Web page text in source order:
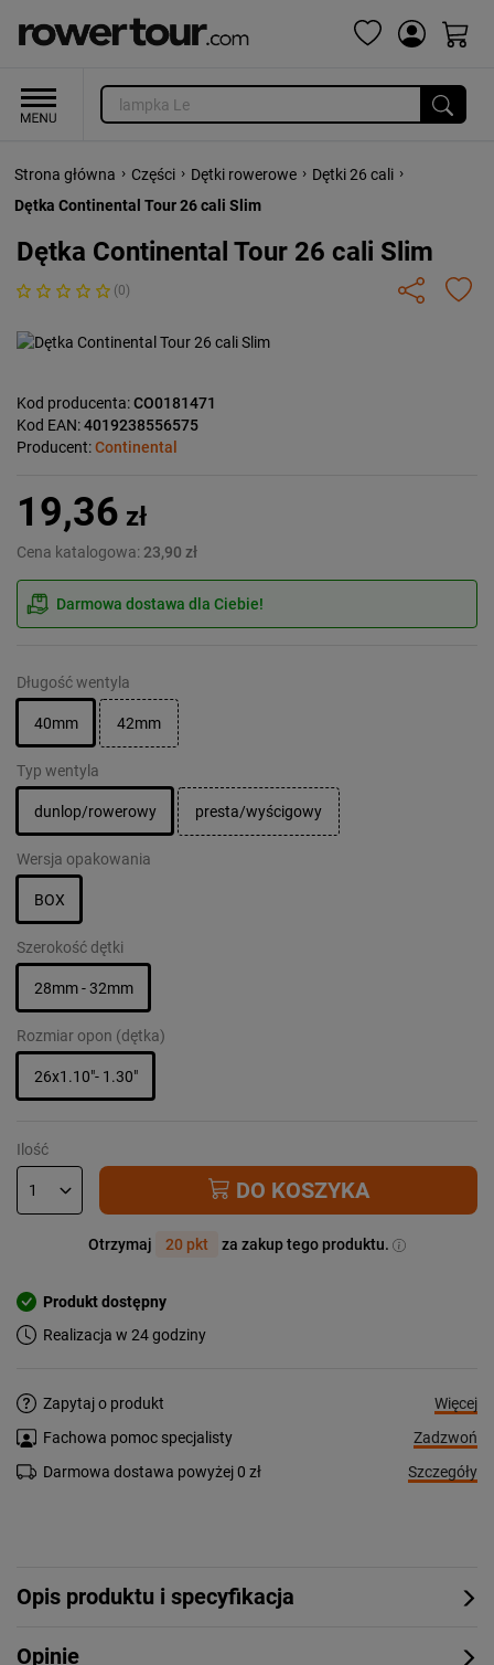
Strona główna › Części › Dętki rowerowe › Dętki 26 cali ›
Dętka Continental Tour 26 cali Slim
Dętka Continental Tour 26 cali Slim
(0)
Kod producenta:CO0181471
Kod EAN:4019238556575
Producent:Continental
19,36 zł
Cena katalogowa: 23,90 zł
Darmowa dostawa dla Ciebie!
Długość wentyla
40mm 42mm
Typ wentyla
dunlop/rowerowy presta/wyścigowy
Wersja opakowania
BOX
Szerokość dętki
28mm - 32mm
Rozmiar opon (dętka)
26x1.10"- 1.30"
Ilość
DO KOSZYKA
Otrzymaj 20 pkt za zakup tego produktu.
Produkt dostępny
Realizacja w 24 godziny
Zapytaj o produkt
Więcej
Fachowa pomoc specjalisty
Zadzwoń
Darmowa dostawa powyżej 0 zł
Szczegóły
Opis produktu i specyfikacja
Opinie